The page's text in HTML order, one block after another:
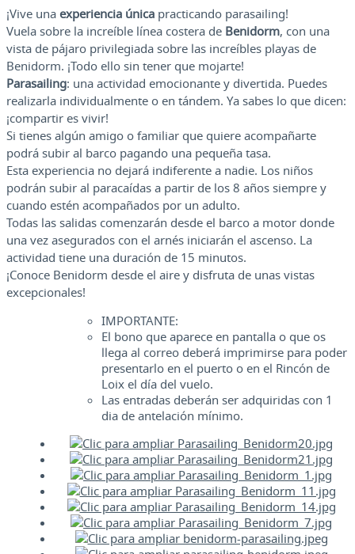
¡Vive una experiencia única practicando parasailing!
Vuela sobre la increíble línea costera de Benidorm, con una
vista de pájaro privilegiada sobre las increíbles playas de
Benidorm. ¡Todo ello sin tener que mojarte!
Parasailing: una actividad emocionante y divertida. Puedes
realizarla individualmente o en tándem. Ya sabes lo que dicen:
¡compartir es vivir!
Si tienes algún amigo o familiar que quiere acompañarte
podrá subir al barco pagando una pequeña tasa.
Esta experiencia no dejará indiferente a nadie. Los niños
podrán subir al paracaídas a partir de los 8 años siempre y
cuando estén acompañados por un adulto.
Todas las salidas comenzarán desde el barco a motor donde
una vez asegurados con el arnés iniciarán el ascenso. La
actividad tiene una duración de 15 minutos.
¡Conoce Benidorm desde el aire y disfruta de unas vistas
excepcionales!
IMPORTANTE:
El bono que aparece en pantalla o que os
llega al correo deberá imprimirse para poder
presentarlo en el puerto o en el Rincón de
Loix el día del vuelo.
Las entradas deberán ser adquiridas con 1
dia de antelación mínimo.